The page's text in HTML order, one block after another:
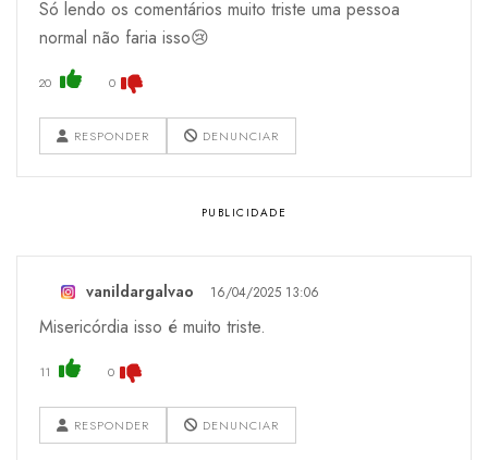
Só lendo os comentários muito triste uma pessoa
normal não faria isso😢
20 0
RESPONDER DENUNCIAR
vanildargalvao 16/04/2025 13:06
Misericórdia isso é muito triste.
11 0
RESPONDER DENUNCIAR